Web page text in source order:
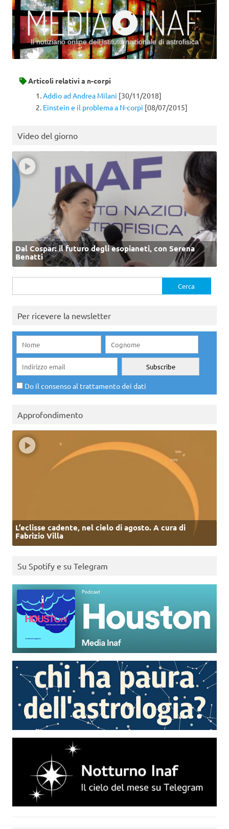
Il notiziario online dell’Istituto nazionale di astrofisica
Articoli relativi a n-corpi
Addio ad Andrea Milani [30/11/2018]
Einstein e il problema a N-corpi [08/07/2015]
Video del giorno
Dal Cospar: il futuro degli esopianeti, con Serena
Benatti
per:
Per ricevere la newsletter
Do il consenso al trattamento dei dati
Approfondimento
L’eclisse cadente, nel cielo di agosto. A cura di
Fabrizio Villa
Su Spotify e su Telegram